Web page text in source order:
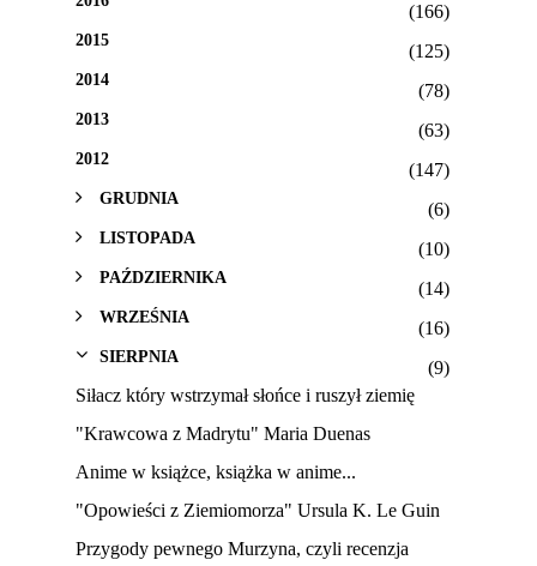
(166)
2015
(125)
2014
(78)
2013
(63)
2012
(147)
GRUDNIA
(6)
LISTOPADA
(10)
PAŹDZIERNIKA
(14)
WRZEŚNIA
(16)
SIERPNIA
(9)
Siłacz który wstrzymał słońce i ruszył ziemię
"Krawcowa z Madrytu" Maria Duenas
Anime w książce, książka w anime...
"Opowieści z Ziemiomorza" Ursula K. Le Guin
Przygody pewnego Murzyna, czyli recenzja